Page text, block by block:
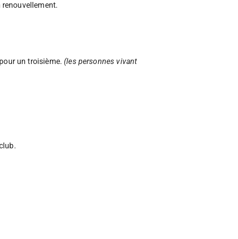
un troisième. (les personnes vivant